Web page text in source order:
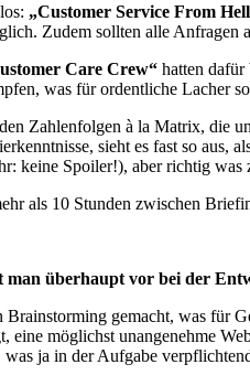
„Customer Service From
Zudem sollten alle
Care Crew“ hatten
was für ordentliche Lacher
Zahlenfolgen à la Matrix, die
sieht es fast so
keine Spoiler!), aber richtig was
als 10 Stunden zwischen
überhaupt vor bei der
Brainstorming gemacht, was für
eine möglichst unangenehme
ja in der Aufgabe